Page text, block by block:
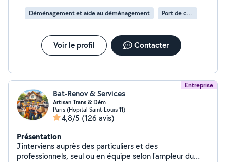
Déménagement et aide au déménagement Port de cartons
Voir le profil Contacter
Entreprise
Bat-Renov & Services
Artisan Trans & Dém
Paris (Hopital Saint-Louis 11)
4,8/5 (126 avis)
Présentation
J'interviens auprès des particuliers et des
professionnels, seul ou en équipe selon l'ampleur du